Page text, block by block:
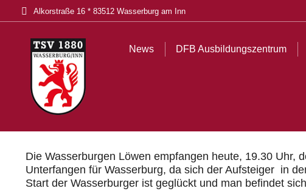
Alkorstraße 16 * 83512 Wasserburg am Inn
News DFB Ausbildungszentrum
Die Wasserburgen Löwen empfangen heute, 19.30 Uhr,
Unterfangen für Wasserburg, da sich der Aufsteiger in
Start der Wasserburger ist geglückt und man befindet
News DFB Ausbildungszentrum Tickets Aktionen